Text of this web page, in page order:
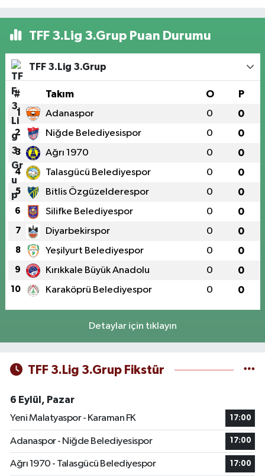
TFF 3.Lig 3.Grup Puan Durumu
TFF 3.Lig 3.Grup
# Takım O P
1 Adanaspor 0 0
2 Niğde Belediyesispor 0 0
3 Ağrı 1970 0 0
4 Talasgücü Belediyespor 0 0
5 Bitlis Özgüzelderespor 0 0
6 Silifke Belediyespor 0 0
7 Diyarbekirspor 0 0
8 Yeşilyurt Belediyespor 0 0
9 Kırıkkale Büyük Anadolu 0 0
10 Karaköprü Belediyespor 0 0
Detaylar için tıklayın
TFF 3.Lig 3.Grup Fikstür
6 Eylül, Pazar
Yeni Malatyaspor - Karaman FK
17:00
Adanaspor - Niğde Belediyesispor 17:00
Ağrı 1970 - Talasgücü Belediyespor 17:00